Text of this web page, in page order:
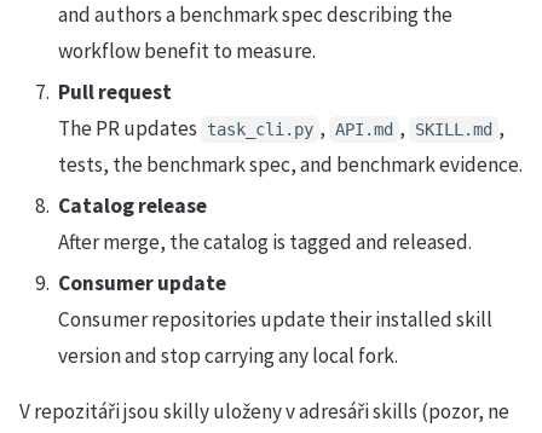
and authors a benchmark spec describing the
workflow benefit to measure.
Pull request
The PR updates
task_cli.py , API.md , SKILL.md ,
tests, the benchmark spec, and benchmark evidence.
Catalog release
After merge, the catalog is tagged and released.
Consumer update
Consumer repositories update their installed skill
version and stop carrying any local fork.
V repozitáři jsou skilly uloženy v adresáři skills (pozor, ne